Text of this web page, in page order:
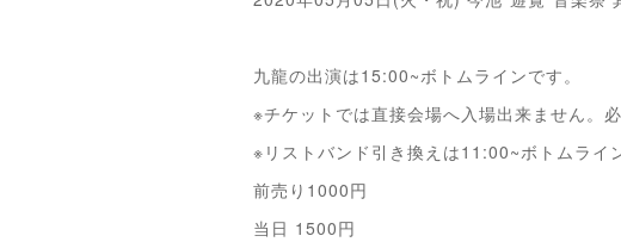
九龍の出演は15:00~ボトムラインです。
※チケットでは直接会場へ入場出来ません。
※リストバンド引き換えは11:00~ボトムライ
前売り1000円
当日 1500円